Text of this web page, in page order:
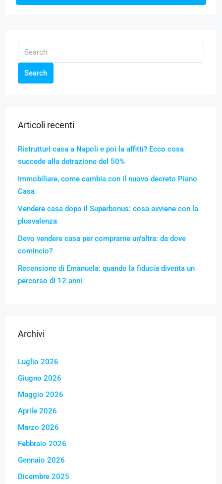
Search
Articoli recenti
Ristrutturi casa a Napoli e poi la affitti? Ecco cosa
succede alla detrazione del 50%
Immobiliare, come cambia con il nuovo decreto Piano
Casa
Vendere casa dopo il Superbonus: cosa avviene con la
plusvalenza
Devo vendere casa per comprarne un’altra: da dove
comincio?
Recensione di Emanuela: quando la fiducia diventa un
percorso di 12 anni
Archivi
Luglio 2026
Giugno 2026
Maggio 2026
Aprile 2026
Marzo 2026
Febbraio 2026
Gennaio 2026
Dicembre 2025